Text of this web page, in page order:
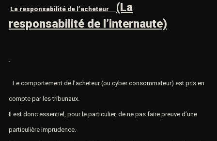
La responsabilité de l’acheteur (La
responsabilité de l’internaute)
Le comportement de l’acheteur (ou cyber consommateur) est pris en
compte par les tribunaux.
Il est donc essentiel, pour le particulier, de ne pas faire preuve d’une
particulière imprudence.